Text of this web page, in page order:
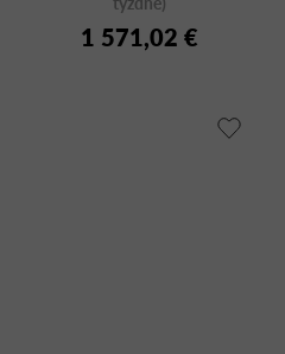
1 571,02 €